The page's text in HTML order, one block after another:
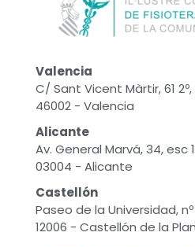
Valencia
C/ Sant Vicent Màrtir, 61 2º,
46002 - Valencia
Alicante
Av. General Marvá, 34, esc
03004 - Alicante
Castellón
Paseo de la Universidad, nº
12006 - Castellón de la